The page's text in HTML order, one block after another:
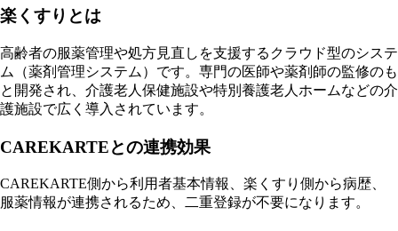
楽くすりとは
高齢者の服薬管理や処方見直しを支援するクラウド型のシステ
ム（薬剤管理システム）です。専門の医師や薬剤師の監修のも
と開発され、介護老人保健施設や特別養護老人ホームなどの介
護施設で広く導入されています。
CAREKARTEとの連携効果
CAREKARTE側から利用者基本情報、楽くすり側から病歴、
服薬情報が連携されるため、二重登録が不要になります。